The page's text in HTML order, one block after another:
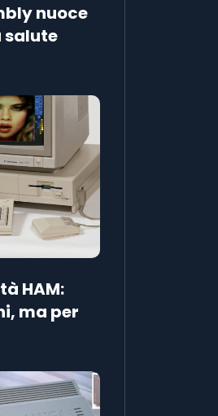
nuoce
salute
HAM:
ma per